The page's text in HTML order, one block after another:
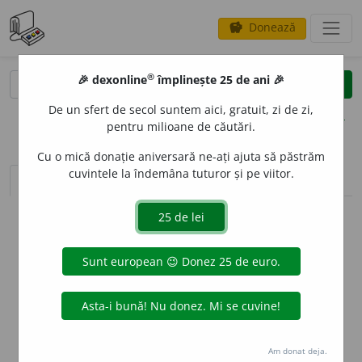
savings Donează
clear
opțiuni
sinteza definițiilor (1) definiții (16) declinări
info
Aceste definiții sunt compilate de
echipa dexonline. Definițiile
originale se află pe filadefiniții.
preferințe
🎉 dexonline® împlinește 25 de ani 🎉
De un sfert de secol suntem aici, gratuit, zi de zi,
pentru milioane de căutări.
Cu o mică donație aniversară ne-ați ajuta să păstrăm
cuvintele la îndemâna tuturor și pe viitor.
Am donat deja.